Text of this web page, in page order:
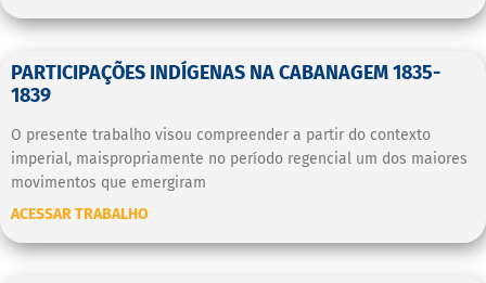
PARTICIPAÇÕES INDÍGENAS NA CABANAGEM 1835-
1839
O presente trabalho visou compreender a partir do contexto
imperial, maispropriamente no período regencial um dos maiores
movimentos que emergiram
ACESSAR TRABALHO